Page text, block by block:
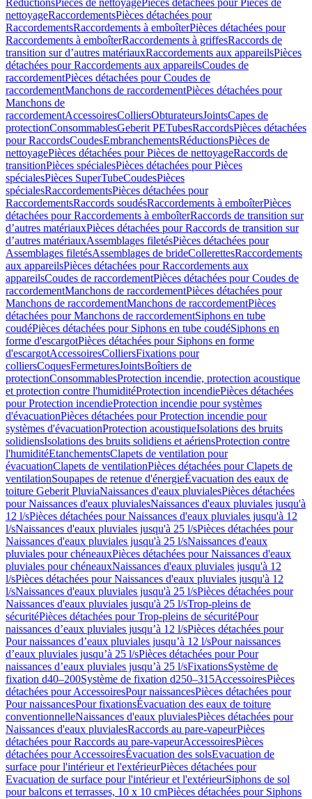
RéductionsPièces de nettoyagePièces détachées pour Pièces de
nettoyageRaccordementsPièces détachées pour
RaccordementsRaccordements à emboîterPièces détachées pour
Raccordements à emboîterRaccordements à griffesRaccords de
transition sur d’autres matériauxRaccordements aux appareilsPièces
détachées pour Raccordements aux appareilsCoudes de
raccordementPièces détachées pour Coudes de
raccordementManchons de raccordementPièces détachées pour
Manchons de
raccordementAccessoiresColliersObturateursJointsCapes de
protectionConsommablesGeberit PETubesRaccordsPièces détachées
pour RaccordsCoudesEmbranchementsRéductionsPièces de
nettoyagePièces détachées pour Pièces de nettoyageRaccords de
transitionPièces spécialesPièces détachées pour Pièces
spécialesPièces SuperTubeCoudesPièces
spécialesRaccordementsPièces détachées pour
RaccordementsRaccords soudésRaccordements à emboîterPièces
détachées pour Raccordements à emboîterRaccords de transition sur
d’autres matériauxPièces détachées pour Raccords de transition sur
d’autres matériauxAssemblages filetésPièces détachées pour
Assemblages filetésAssemblages de brideCollerettesRaccordements
aux appareilsPièces détachées pour Raccordements aux
appareilsCoudes de raccordementPièces détachées pour Coudes de
raccordementManchons de raccordementPièces détachées pour
Manchons de raccordementManchons de raccordementPièces
détachées pour Manchons de raccordementSiphons en tube
coudéPièces détachées pour Siphons en tube coudéSiphons en
forme d'escargotPièces détachées pour Siphons en forme
d'escargotAccessoiresColliersFixations pour
colliersCoquesFermeturesJointsBoîtiers de
protectionConsommablesProtection incendie, protection acoustique
et protection contre l'humiditéProtection incendiePièces détachées
pour Protection incendieProtection incendie pour systèmes
d'évacuationPièces détachées pour Protection incendie pour
systèmes d'évacuationProtection acoustiqueIsolations des bruits
solidiensIsolations des bruits solidiens et aériensProtection contre
l'humiditéEtanchementsClapets de ventilation pour
évacuationClapets de ventilationPièces détachées pour Clapets de
ventilationSoupapes de retenue d'énergieÉvacuation des eaux de
toiture Geberit PluviaNaissances d'eaux pluvialesPièces détachées
pour Naissances d'eaux pluvialesNaissances d'eaux pluviales jusqu'à
12 l/sPièces détachées pour Naissances d'eaux pluviales jusqu'à 12
l/sNaissances d'eaux pluviales jusqu'à 25 l/sPièces détachées pour
Naissances d'eaux pluviales jusqu'à 25 l/sNaissances d'eaux
pluviales pour chéneauxPièces détachées pour Naissances d'eaux
pluviales pour chéneauxNaissances d'eaux pluviales jusqu'à 12
l/sPièces détachées pour Naissances d'eaux pluviales jusqu'à 12
l/sNaissances d'eaux pluviales jusqu'à 25 l/sPièces détachées pour
Naissances d'eaux pluviales jusqu'à 25 l/sTrop-pleins de
sécuritéPièces détachées pour Trop-pleins de sécuritéPour
naissances d’eaux pluviales jusqu’à 12 l/sPièces détachées pour
Pour naissances d’eaux pluviales jusqu’à 12 l/sPour naissances
d’eaux pluviales jusqu’à 25 l/sPièces détachées pour Pour
naissances d’eaux pluviales jusqu’à 25 l/sFixationsSystème de
fixation d40–200Système de fixation d250–315AccessoiresPièces
détachées pour AccessoiresPour naissancesPièces détachées pour
Pour naissancesPour fixationsÉvacuation des eaux de toiture
conventionnelleNaissances d'eaux pluvialesPièces détachées pour
Naissances d'eaux pluvialesRaccords au pare-vapeurPièces
détachées pour Raccords au pare-vapeurAccessoiresPièces
détachées pour AccessoiresÉvacuation des solsEvacuation de
surface pour l'intérieur et l'extérieurPièces détachées pour
Evacuation de surface pour l'intérieur et l'extérieurSiphons de sol
pour balcons et terrasses, 10 x 10 cmPièces détachées pour Siphons